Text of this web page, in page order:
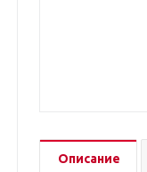
Описание